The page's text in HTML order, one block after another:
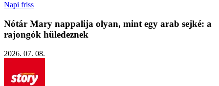
Napi friss
Nótár Mary nappalija olyan, mint egy arab sejké: a
rajongók hüledeznek
2026. 07. 08.